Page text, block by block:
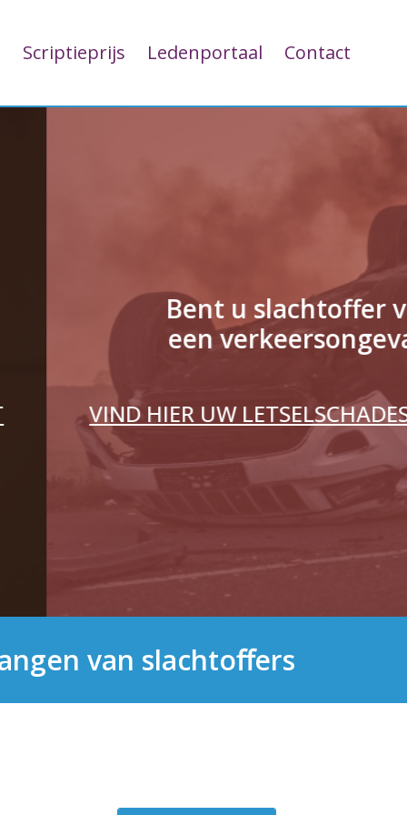
Scriptieprijs Ledenportaal Contact
van slachtoﬀers